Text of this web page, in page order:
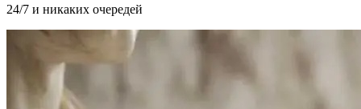
24/7 и никаких очередей